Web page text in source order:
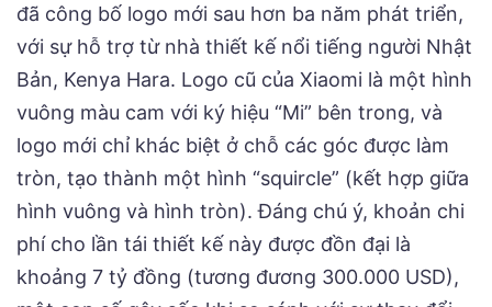
đã công bố logo mới sau hơn ba năm phát triển,
với sự hỗ trợ từ nhà thiết kế nổi tiếng người Nhật
Bản, Kenya Hara. Logo cũ của Xiaomi là một hình
vuông màu cam với ký hiệu “Mi” bên trong, và
logo mới chỉ khác biệt ở chỗ các góc được làm
tròn, tạo thành một hình “squircle” (kết hợp giữa
hình vuông và hình tròn). Đáng chú ý, khoản chi
phí cho lần tái thiết kế này được đồn đại là
khoảng 7 tỷ đồng (tương đương 300.000 USD),